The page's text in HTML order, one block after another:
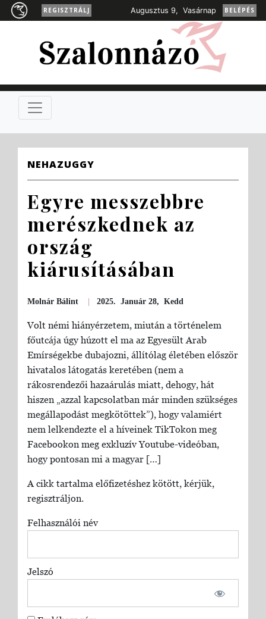
REGISZTRÁLJ Augusztus 9, Vasárnap BELÉPÉS
NEHAZUGGY
Egyre messzebbre
merészkednek az
ország
kiárusításában
Molnár Bálint 2025. Január 28, Kedd
Volt némi hiányérzetem, miután a történelem
főutcája úgy húzott el ma az Egyesült Arab
Emírségekbe dubajozni, állítólag életében először
hivatalos látogatás keretében (nem a
rákosrendezői hazaárulás miatt, dehogy, hát
hiszen „azzal kapcsolatban már minden szükséges
megállapodást megkötöttek”), hogy valamiért
nem lelkendezte el a híveinek TikTokon meg
Facebookon meg exkluzív Youtube-videóban,
hogy pontosan mi a magyar […]
A cikk tartalma előfizetéshez kötött, kérjük,
regisztráljon.
Felhasználói név
Jelszó